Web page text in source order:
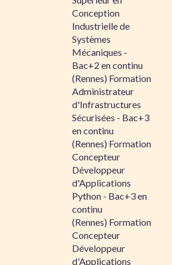
Conception
Industrielle de
Systèmes
Mécaniques -
Bac+2 en continu
(Rennes) Formation
Administrateur
d'Infrastructures
Sécurisées - Bac+3
en continu
(Rennes) Formation
Concepteur
Développeur
d'Applications
Python - Bac+3 en
continu
(Rennes) Formation
Concepteur
Développeur
d'Applications